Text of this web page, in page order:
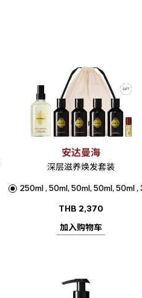
安达曼海
深层滋养焕发套装
250ml , 50ml, 50ml, 50ml, 50ml ,
THB 2,370
加入购物车